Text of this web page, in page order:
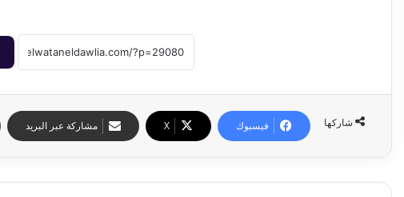
شاركها فيسبوك ‫X مشاركة عبر البريد